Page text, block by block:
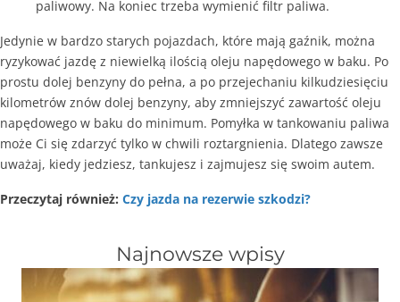
paliwowy. Na koniec trzeba wymienić filtr paliwa.
Jedynie w bardzo starych pojazdach, które mają gaźnik, można
ryzykować jazdę z niewielką ilością oleju napędowego w baku. Po
prostu dolej benzyny do pełna, a po przejechaniu kilkudziesięciu
kilometrów znów dolej benzyny, aby zmniejszyć zawartość oleju
napędowego w baku do minimum. Pomyłka w tankowaniu paliwa
może Ci się zdarzyć tylko w chwili roztargnienia. Dlatego zawsze
uważaj, kiedy jedziesz, tankujesz i zajmujesz się swoim autem.
Przeczytaj również: Czy jazda na rezerwie szkodzi?
Najnowsze wpisy